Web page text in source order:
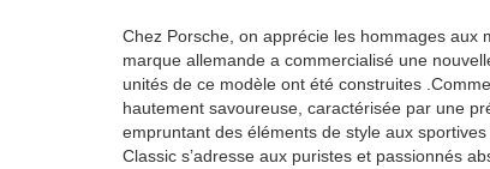
Chez Porsche, on apprécie les hommages aux
marque allemande a commercialisé une
unités de ce modèle ont été construites
hautement savoureuse, caractérisée par une
empruntant des éléments de style aux
Classic s’adresse aux puristes et passionnés